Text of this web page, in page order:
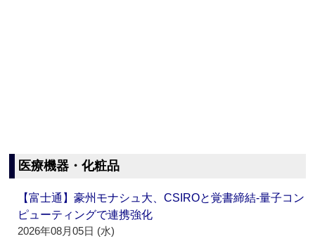
医療機器・化粧品
【富士通】豪州モナシュ大、CSIROと覚書締結‐量子コン
ピューティングで連携強化
2026年08月05日 (水)